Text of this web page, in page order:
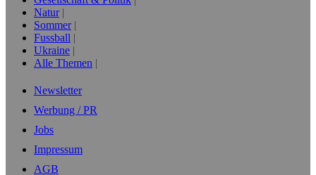
Natur
Sommer
Fussball
Ukraine
Alle Themen
Newsletter
Werbung / PR
Jobs
Impressum
AGB